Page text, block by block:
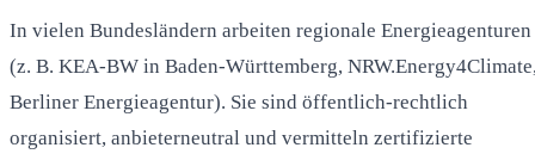
In vielen Bundesländern arbeiten regionale Energieagenturen
(z. B. KEA-BW in Baden-Württemberg,
Berliner Energieagentur). Sie sind öffentlich-rechtlich
organisiert, anbieterneutral und vermitteln zertifizierte